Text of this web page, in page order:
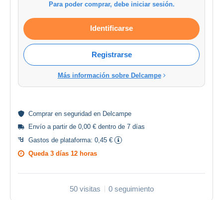
Para poder comprar, debe iniciar sesión.
Identificarse
Registrarse
Más información sobre Delcampe
Comprar en seguridad en Delcampe
Envío a partir de 0,00 € dentro de 7 días
Gastos de plataforma: 0,45 €
Queda 3 días 12 horas
50 visitas 0 seguimiento